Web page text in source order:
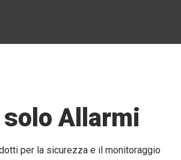
solo Allarmi
per la sicurezza e il monitoraggio